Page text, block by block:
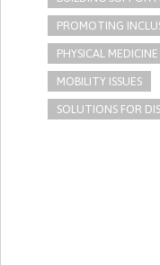
PROMOTING
PHYSICAL
MOBILITY ISSUES
SOLUTIONS FOR